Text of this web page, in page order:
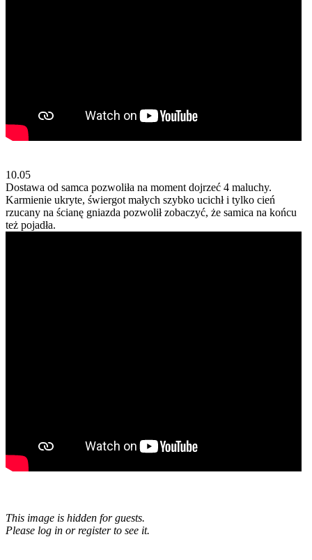
10.05
​​Dostawa od samca pozwoliła na moment dojrzeć 4 maluchy.
Karmienie ukryte, świergot małych szybko ucichł i tylko cień
rzucany na ścianę gniazda pozwolił zobaczyć, że samica na końcu
też pojadła.
This image is hidden for guests.
Please log in or register to see it.